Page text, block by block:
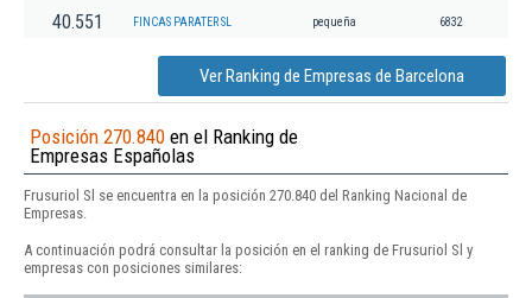
40.551 FINCAS PARATER SL pequeña 6832
Ver Ranking de Empresas de Barcelona
Posición 270.840 en el Ranking de
Empresas Españolas
Frusuriol Sl se encuentra en la posición 270.840 del Ranking Nacional de
Empresas.
A continuación podrá consultar la posición en el ranking de Frusuriol Sl y
empresas con posiciones similares: